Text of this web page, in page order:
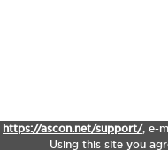
https://ascon.net/support/, e-
Using this site you